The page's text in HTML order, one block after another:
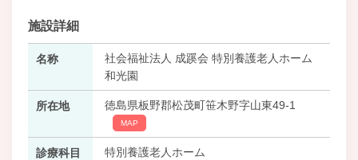
施設詳細
名称
社会福祉法人 成蹊会 特別養護老人ホーム
和光園
所在地 徳島県板野郡松茂町笹木野字山東49-1
MAP
診療科目 特別養護老人ホーム